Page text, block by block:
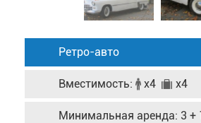
Ретро-авто
Вместимость: x4 x4
Минимальная аренда: 3 +